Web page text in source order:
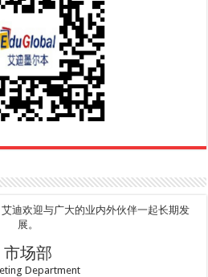
迪欢迎与广大的业内外伙伴一起长期发
展。
市场部
Department